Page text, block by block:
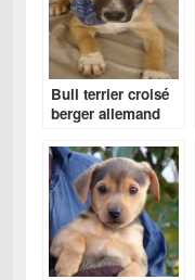
Bull terrier croisé
berger allemand